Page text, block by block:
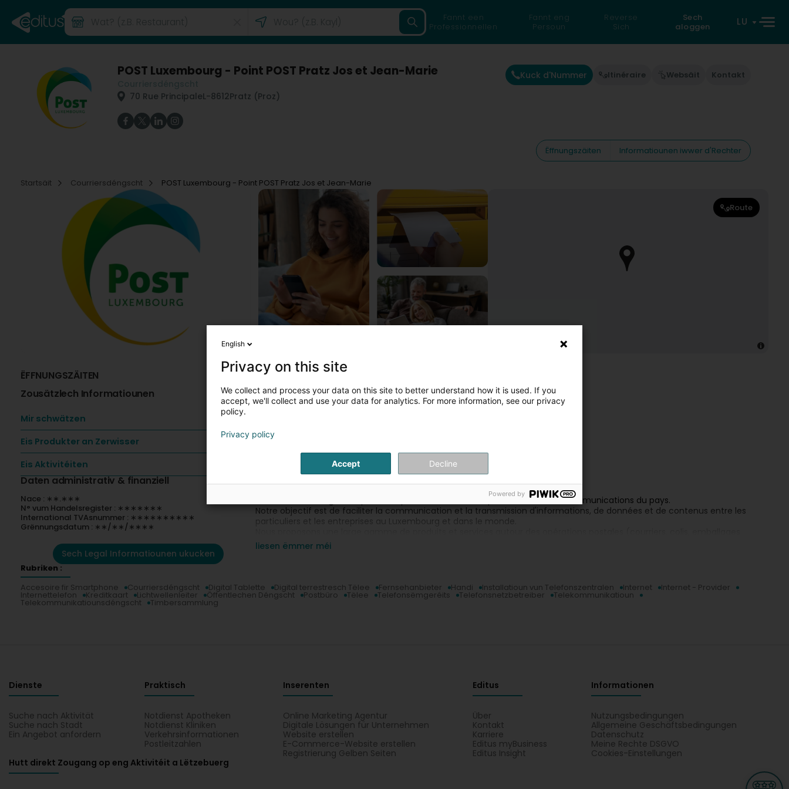
Fannt een
Professionnellen
Fannt eng
Persoun
Reverse
Sich
Sech
aloggen
LU
POST Luxembourg - Point POST Pratz Jos et Jean-Marie
70 Rue PrincipaleL-8612Pratz (Proz)
Kuck d'Nummer Itinéraire Websäit Kontakt
Ëffnungszäiten Informatiounen iwwer d'Rechter
Startsäit Courriersdéngscht POST Luxembourg - Point POST Pratz Jos et Jean-Marie
Route
ËFFNUNGSZÄITEN
Zousätzlech Informatiounen
Mir schwätzen
Eis Produkter an Zerwisser
Eis Aktivitéiten
Daten administrativ & finanziell
Nace : ∗∗.∗∗∗
N° vum Handelsregister : ∗∗∗∗∗∗∗
International TVAsnummer : ∗∗∗∗∗∗∗∗∗∗
Grënnungsdatum : ∗∗/∗∗/∗∗∗∗
Sech Legal Informatiounen ukucken
Iwwer POST Luxembourg - Point POST Pratz Jos et Jean-Marie
Votre Point POST vous propose les services suivants :
- Dépôt de colis
- Vente d'emballages postaux préaffranchis
est le premier opérateur de services postaux et de télécommunications du pays.
Notre objectif est de faciliter la communication et la transmission d'informations, de données et de contenus entre les
particuliers et les entreprises au Luxembourg et dans le monde.
préaffranchis, recommandés), de la philatélie, de la téléphonie fixe et mobile, l'internet mobile et 5G, ainsi que des
Pour tous autres renseignements, contactez-nous au 8002 8004.
liesen ëmmer méi
Rubriken :
Accesoire fir Smartphone
Courriersdéngscht Digital Tablette Digital terrestresch Tëlee Fernsehanbieter Handi Installatioun vun Telefonszentralen Internet Internet - Provider
Internettelefon Kreditkaart Lichtwellenleiter Öffentlechen Déngscht Postbüro Tëlee Telefonsëmgeréits Telefonsnetzbetreiber Telekommunikatioun
Telekommunikatiounsdéngscht Timbersammlung
Dienste
Suche nach Aktivität
Suche nach Stadt
Ein Angebot anfordern
Praktisch
Notdienst Apotheken
Notdienst Kliniken
Verkehrsinformationen
Postleitzahlen
Inserenten
Online Marketing Agentur
Digitale Lösungen für Unternehmen
Website erstellen
E-Commerce-Website erstellen
Registrierung Gelben Seiten
Editus
Über
Kontakt
Karriere
Editus myBusiness
Editus Insight
Informationen
Nutzungsbedingungen
Allgemeine Geschäftsbedingungen
Datenschutz
Meine Rechte DSGVO
Cookies-Einstellungen
Hutt direkt Zougang op eng Aktivitéit a Lëtzebuerg
English
Privacy on this site
We collect and process your data on this site to better understand how it is used. If you
accept, we'll collect and use your data for analytics. For more information, see our privacy
policy.
Privacy policy
Accept Decline
Powered by